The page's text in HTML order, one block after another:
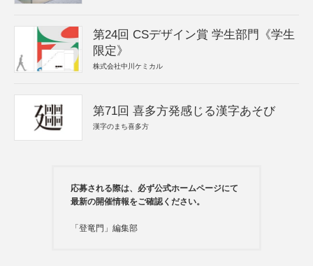
第24回 CSデザイン賞 学生部門《学生
限定》
株式会社中川ケミカル
第71回 喜多方発感じる漢字あそび
漢字のまち喜多方
応募される際は、必ず公式ホームページにて
最新の開催情報をご確認ください。
「登竜門」編集部